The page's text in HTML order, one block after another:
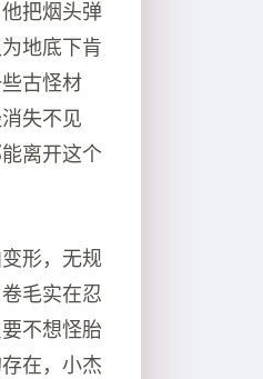
把烟头弹
地底下肯
古怪材
失不见
离开这个
形，无规
毛实在忍
不想怪胎
在，小杰